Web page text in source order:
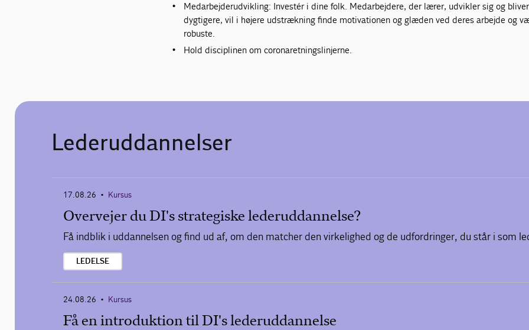
Medarbejderudvikling: Investér i dine folk. Medarbejdere, der lærer, udvikler sig og bliver
dygtigere, vil i højere udstrækning finde motivationen og glæden ved deres arbejde og
robuste.
Hold disciplinen om coronaretningslinjerne.
Lederuddannelser
17.08.26 • Kursus
Overvejer du DI's strategiske lederuddannelse?
Få indblik i uddannelsen og find ud af, om den matcher den virkelighed og de udfordringer, du står i som
LEDELSE
24.08.26 • Kursus
Få en introduktion til DI's lederuddannelse